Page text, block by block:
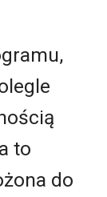
to
do